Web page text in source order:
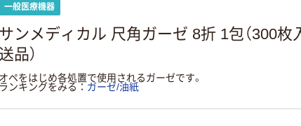
一般医療機器
サンメディカル 尺角ガーゼ 8折 1包（300枚
送品）
オペをはじめ各処置で使用されるガーゼです。
ランキングをみる
ガーゼ/油紙